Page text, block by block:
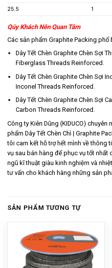
25.5
1
Qúy Khách Nên Quan Tâm
Các sản phẩm Graphite Packing phổ
Dây Tết Chèn Graphite Chèn Sợi
Fiberglass Threads Reinforced.
Dây Tết Chèn Graphite Chèn Sợi
Inconel Threads Reinforced.
Dây Tết Chèn Graphite Chèn Sợi
Carbon Threads Reinforced.
Công ty Kiên Dũng (KIDUCO) chuyên
phẩm Dây Tết Chèn Chì | Graphite
tôi cam kết hỗ trợ hết mình về thông
vụ sau bán hàng để phục vụ tốt nhất
ngũ kĩ thuật giàu kinh nghiệm và
tư vấn cho khách hàng những sản
SẢN PHẨM TƯƠNG TỰ